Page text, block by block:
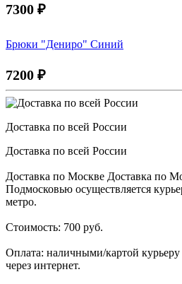
7300 ₽
Брюки "Дениро" Синий
7200 ₽
Доставка по всей России
Доставка по всей России
Доставка по Москве Доставка по
Подмосковью осуществляется
метро.
Стоимость: 700 руб.
Оплата: наличными/картой
через интернет.